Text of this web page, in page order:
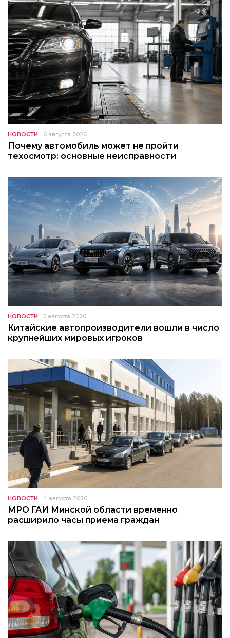
НОВОСТИ 6 августа 2026
Почему автомобиль может не пройти
техосмотр: основные неисправности
НОВОСТИ 5 августа 2026
Китайские автопроизводители вошли в число
крупнейших мировых игроков
НОВОСТИ 4 августа 2026
МРО ГАИ Минской области временно
расширило часы приема граждан